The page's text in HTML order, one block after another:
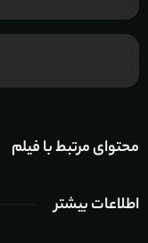
محتوای مرتبط با فیلم
اطلاعات بیشتر